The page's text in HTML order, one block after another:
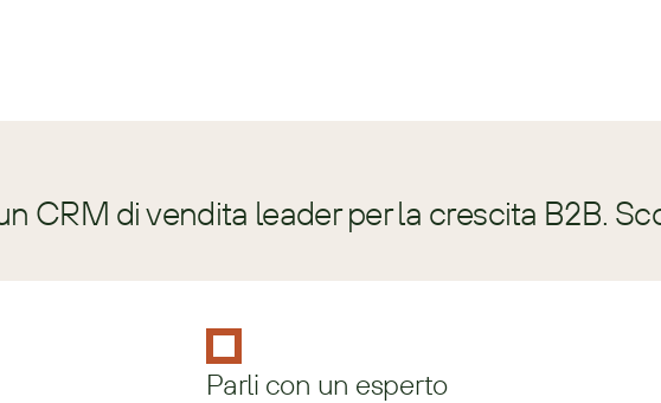
CRM di vendita leader per la crescita B2B.
Parli con un esperto